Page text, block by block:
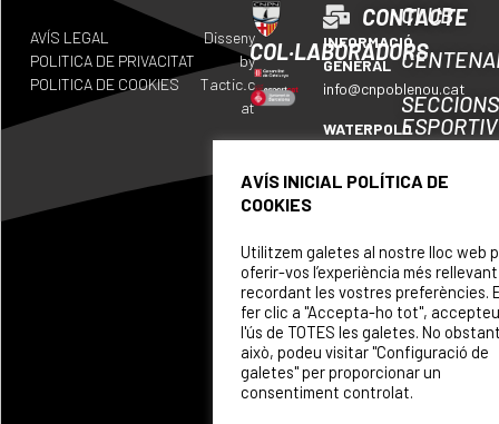
COL·LABORADORS
CONTACTE
INFORMACIÓ
GENERAL
info@cnpoblenou.cat
WATERPOLO
RUGBY
NATACIÓ
ARTÍSTICA
CLUB
SECCIONS
AVÍS LEGAL
POLITICA DE PRIVACITAT
POLITICA DE COOKIES
Disseny
by
Tactic.c
at
AVÍS INICIAL POLÍTICA DE
COOKIES
Utilitzem galetes al nostre lloc web
oferir-vos l’experiència més rellevant
recordant les vostres preferències.
fer clic a "Accepta-ho tot", accepteu
l'ús de TOTES les galetes. No
això, podeu visitar "Configuració de
galetes" per proporcionar un
consentiment controlat.